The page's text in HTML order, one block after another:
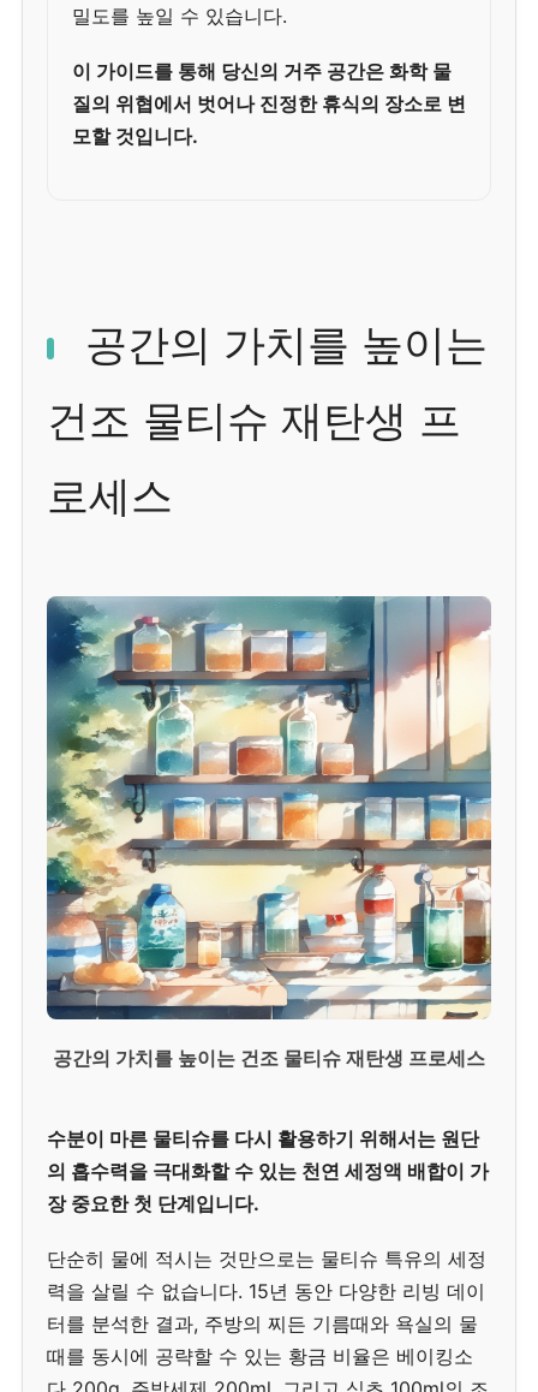
밀도를 높일 수 있습니다.
이 가이드를 통해 당신의 거주 공간은 화학 물
질의 위협에서 벗어나 진정한 휴식의 장소로 변
모할 것입니다.
공간의 가치를 높이는
건조 물티슈 재탄생 프
로세스
공간의 가치를 높이는 건조 물티슈 재탄생 프로세스
수분이 마른 물티슈를 다시 활용하기 위해서는 원단
의 흡수력을 극대화할 수 있는 천연 세정액 배합이 가
장 중요한 첫 단계입니다.
단순히 물에 적시는 것만으로는 물티슈 특유의 세정
력을 살릴 수 없습니다. 15년 동안 다양한 리빙 데이
터를 분석한 결과, 주방의 찌든 기름때와 욕실의 물
때를 동시에 공략할 수 있는 황금 비율은 베이킹소